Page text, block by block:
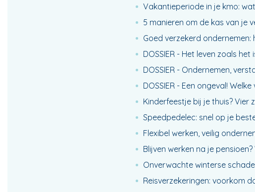
Vakantieperiode in je kmo:
5 manieren om de kas van je
Goed verzekerd
DOSSIER - Het leven zoals
DOSSIER - Ondernemen,
DOSSIER - Een ongeval!
Kinderfeestje bij je thuis? Vier
Speedpedelec: snel op je
Flexibel werken, veilig
Blijven werken na je
Onverwachte winterse
Reisverzekeringen: voorkom